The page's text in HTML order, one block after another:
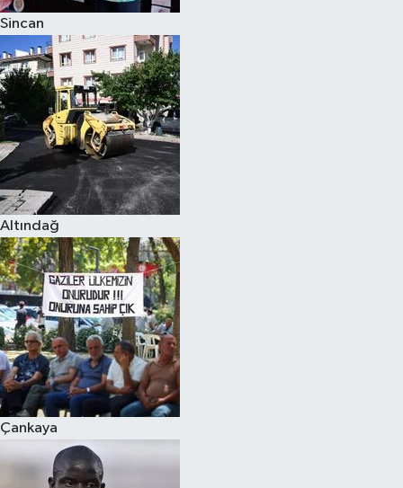
Sincan
Altındağ
Çankaya